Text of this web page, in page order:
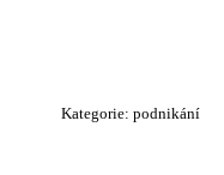
Kategorie: podnikání